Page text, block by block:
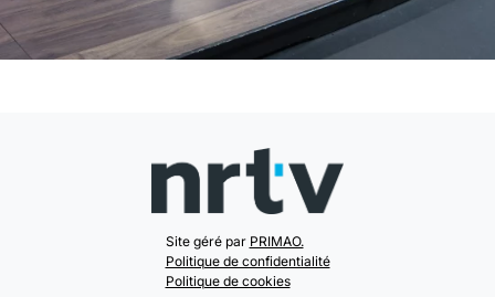
Site géré par PRIMAO.
Politique de confidentialité
Politique de cookies